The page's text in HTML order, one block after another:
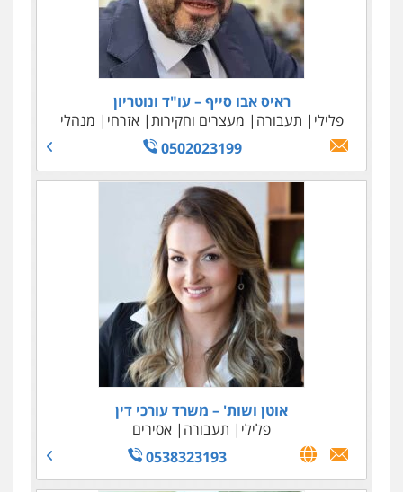
ראיס אבו סייף – עו"ד ונוטריון
פלילי
תעבורה מעצרים וחקירות אזרחי
מנהלי
0502023199
אוטן ושות' – משרד עורכי דין
פלילי
תעבורה
אסירים
0538323193